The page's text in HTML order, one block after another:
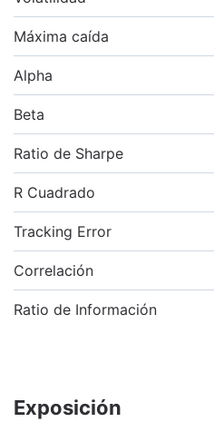
Máxima caída
Alpha
Beta
Ratio de Sharpe
R Cuadrado
Tracking Error
Correlación
Ratio de Información
Exposición